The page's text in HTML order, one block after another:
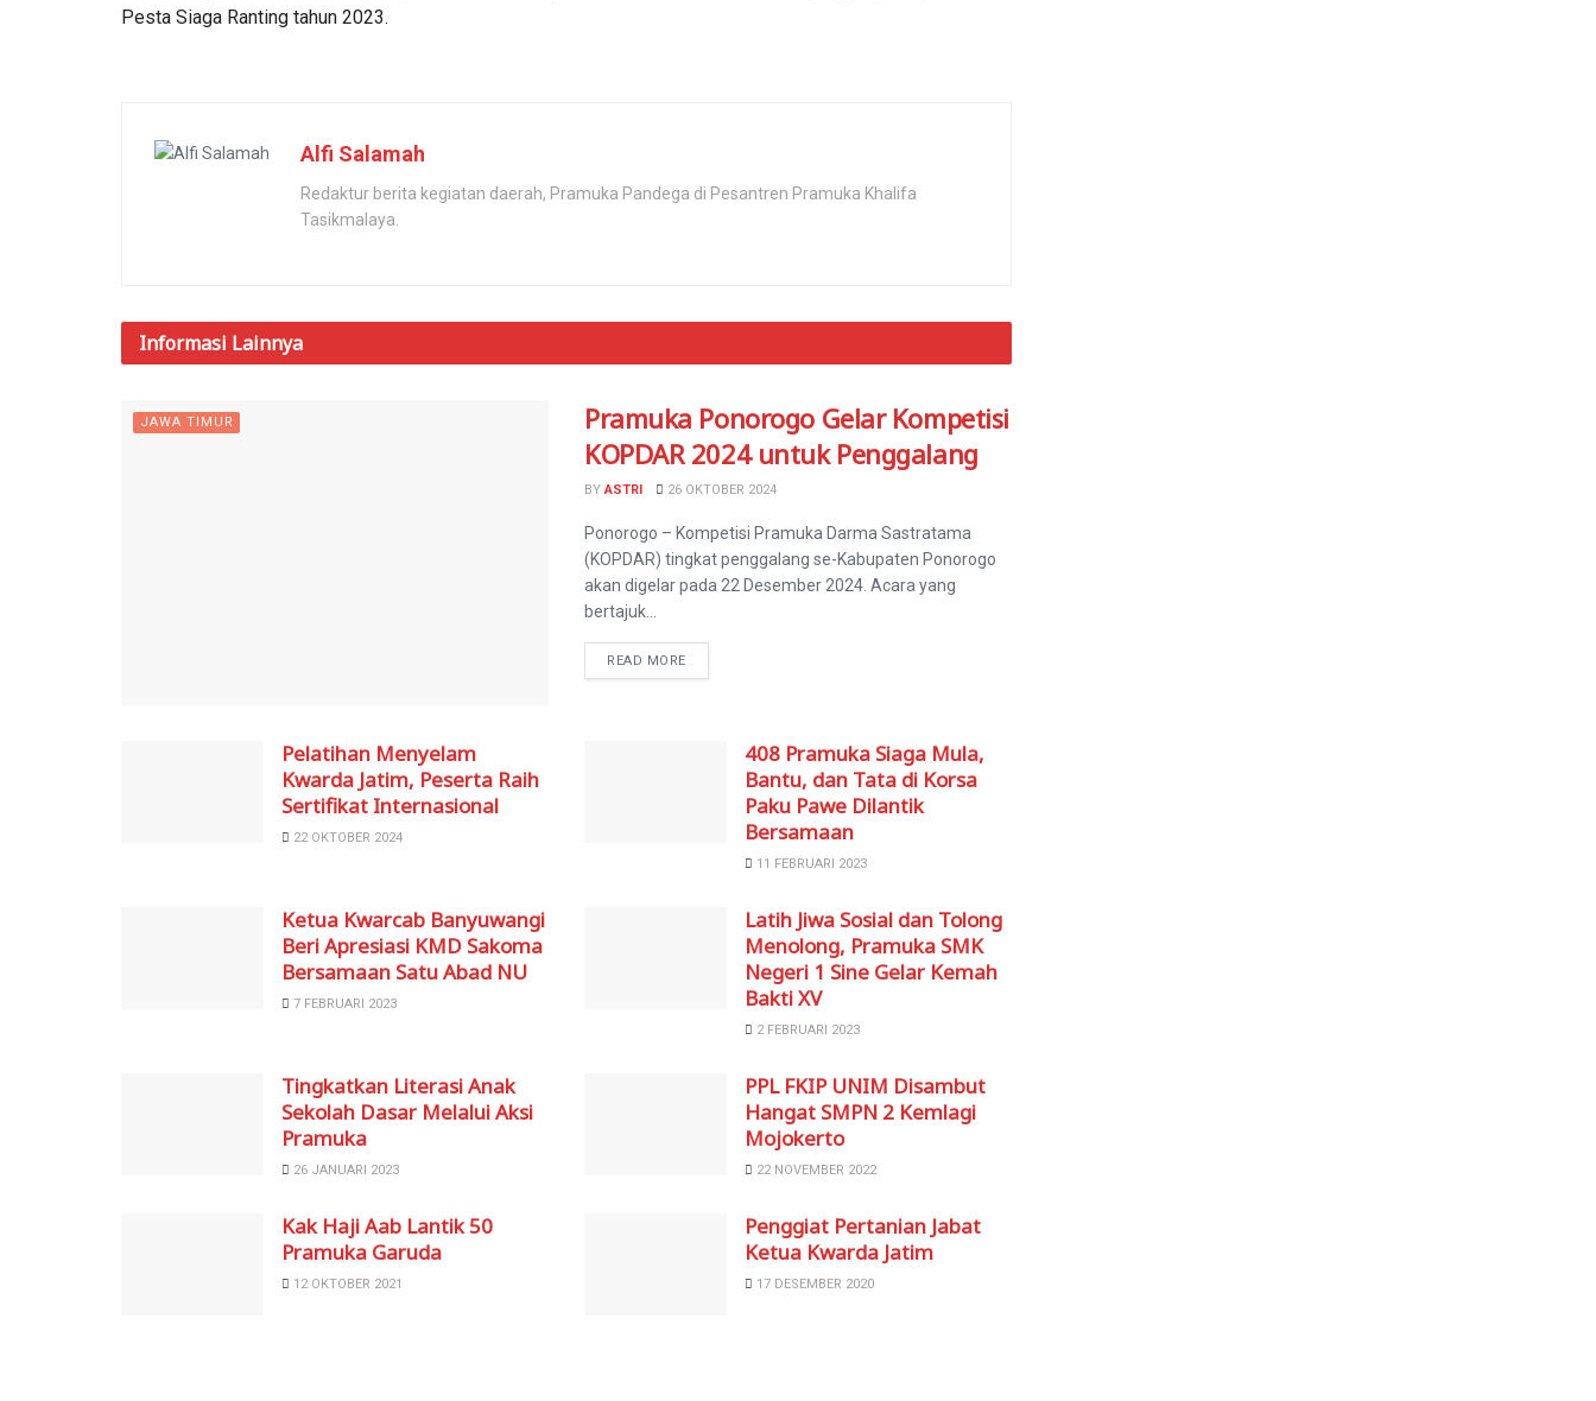
Pesta Siaga Ranting tahun 2023.
Alfi Salamah
Redaktur berita kegiatan daerah, Pramuka Pandega di Pesantren Pramuka Khalifa
Tasikmalaya.
Informasi Lainnya
JAWA TIMUR
Pramuka Ponorogo Gelar Kompetisi
KOPDAR 2024 untuk Penggalang
BY ASTRI 26 OKTOBER 2024
Ponorogo – Kompetisi Pramuka Darma Sastratama
(KOPDAR) tingkat penggalang se-Kabupaten Ponorogo
akan digelar pada 22 Desember 2024. Acara yang
bertajuk...
READ MORE
Pelatihan Menyelam
Kwarda Jatim, Peserta Raih
Sertifikat Internasional
22 OKTOBER 2024
408 Pramuka Siaga Mula,
Bantu, dan Tata di Korsa
Paku Pawe Dilantik
Bersamaan
11 FEBRUARI 2023
Ketua Kwarcab Banyuwangi
Beri Apresiasi KMD Sakoma
Bersamaan Satu Abad NU
7 FEBRUARI 2023
Latih Jiwa Sosial dan Tolong
Menolong, Pramuka SMK
Negeri 1 Sine Gelar Kemah
Bakti XV
2 FEBRUARI 2023
Tingkatkan Literasi Anak
Sekolah Dasar Melalui Aksi
Pramuka
26 JANUARI 2023
PPL FKIP UNIM Disambut
Hangat SMPN 2 Kemlagi
Mojokerto
22 NOVEMBER 2022
Kak Haji Aab Lantik 50
Pramuka Garuda
12 OKTOBER 2021
Penggiat Pertanian Jabat
Ketua Kwarda Jatim
17 DESEMBER 2020